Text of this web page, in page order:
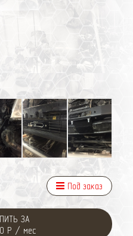
Под заказ
ЗА
Р / мес